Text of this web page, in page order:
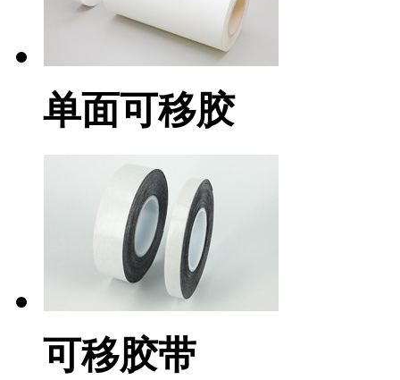
单面可移胶
可移胶带